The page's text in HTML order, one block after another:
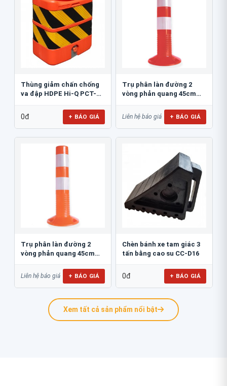
Thùng giảm chấn chống
va đập HDPE Hi-Q PCT-
0đ + BÁO GIÁ
Trụ phân làn đường 2
vòng phản quang 45cm
Liên hệ báo giá + BÁO GIÁ
Trụ phân làn đường 2
vòng phản quang 45cm
Liên hệ báo giá + BÁO GIÁ
Chèn bánh xe tam giác 3
tấn bằng cao su CC-D16
0đ + BÁO GIÁ
Xem tất cả sản phẩm nổi bật